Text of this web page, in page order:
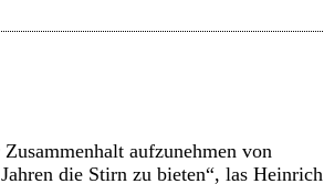
aufzunehmen von
die Stirn zu bieten“, las Heinrich